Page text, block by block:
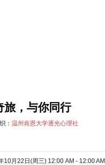
旅，与你同行
： 温州肯恩大学逐光心理社
10月22日(周三) 12:00 AM - 12:00 AM